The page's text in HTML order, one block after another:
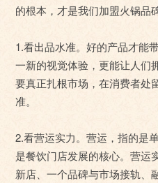
的根本，才是我们加盟火锅品
1.看出品水准。好的产品才能
一新的视觉体验，更能让人们
要真正扎根市场，在消费者处
准。
2.看营运实力。营运，指的是
是餐饮门店发展的核心。营运
新店、一个品碑与市场接轨、